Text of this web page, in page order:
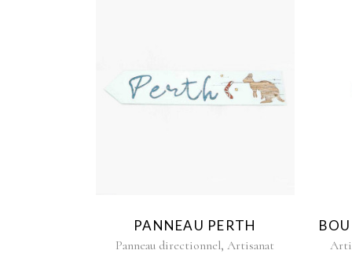
PANNEAU PERTH
Panneau directionnel,Artisanat